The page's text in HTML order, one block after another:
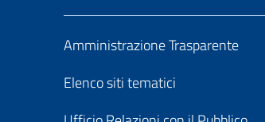
Amministrazione Trasparente
Elenco siti tematici